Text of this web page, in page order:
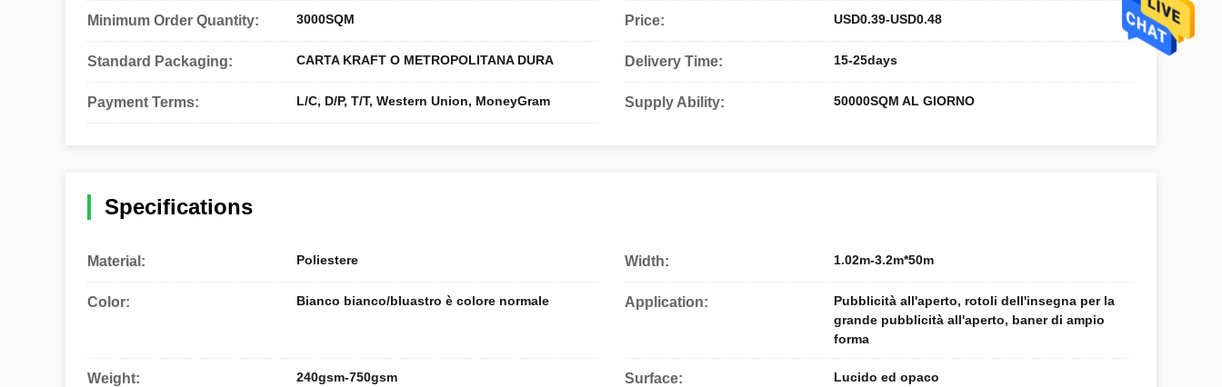
Minimum Order Quantity: 3000SQM Price: USD0.39-USD0.48
Standard Packaging: CARTA KRAFT O METROPOLITANA DURA Delivery Time: 15-25days
Payment Terms: L/C, D/P, T/T, Western Union, MoneyGram Supply Ability: 50000SQM AL GIORNO
Specifications
Material: Poliestere Width: 1.02m-3.2m*50m
Color: Bianco bianco/bluastro è colore normale Application:
Pubblicità all'aperto, rotoli dell'insegna per la
grande pubblicità all'aperto, baner di ampio
forma
Weight: 240gsm-750gsm Surface: Lucido ed opaco